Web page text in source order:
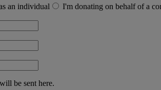
an individual
I'm donating on behalf of a
be sent here.